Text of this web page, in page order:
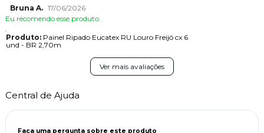
Bruna A. 17/06/2026
Eu recomendo esse produto.
Produto:Painel Ripado Eucatex RU Louro Freijó cx 6
und - BR 2,70m
Ver mais avaliações
Central de Ajuda
Faça uma pergunta sobre este produto